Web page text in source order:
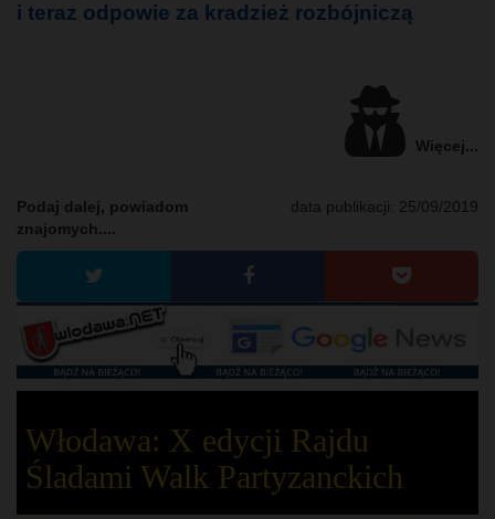
i teraz odpowie za kradzież rozbójniczą
Więcej...
data publikacji: 25/09/2019
Podaj dalej, powiadom
znajomych....
Włodawa: X edycji Rajdu
Śladami Walk Partyzanckich